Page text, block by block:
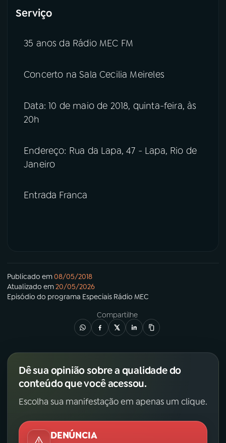
Serviço
35 anos da Rádio MEC FM
Concerto na Sala Cecilia Meireles
Data: 10 de maio de 2018, quinta-feira, às
20h
Endereço: Rua da Lapa, 47 - Lapa, Rio de
Janeiro
Entrada Franca
Publicado em08/05/2018
Atualizado em20/05/2026
Episódio do programa Especiais Rádio MEC
Compartilhe
Dê sua opinião sobre a qualidade do
conteúdo que você acessou.
Escolha sua manifestação em apenas um clique.
DENÚNCIA